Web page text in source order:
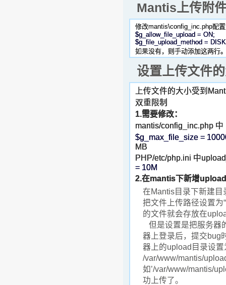
Mantis上传附
修改mantis\config_inc.php配
$g_allow_file_upload = ON;
$g_file_upload_method =
如果没有，则手动添加这两行
设置上传文件
上传文件的大小受到
双重限制
1.需要修改：
mantis/config_inc.php 中
$g_max_file_size =
MB
PHP/etc/php.ini 中
= 10M
2.在mantis下新增
在Mantis目录下新建
把文件上传路径设置为
的文件就会存放在
但是设置是把服务器
器上登录后，提交bug
器上的upload目录设
/var/www/mantis/
如’/var/www/mantis/
功上传了。